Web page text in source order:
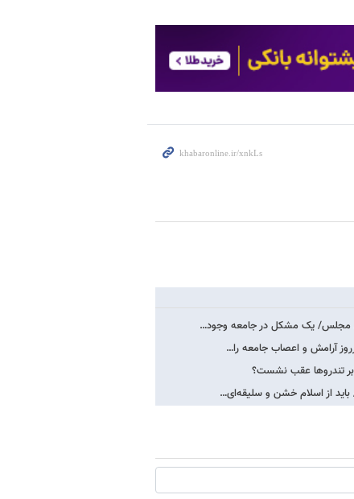
مجلس/ یک مشکل در جامعه وجود…
آرامش و اعصاب جامعه را…
تندروها عقب نشست؟
از اسلام خشن و سلیقه‌ای…